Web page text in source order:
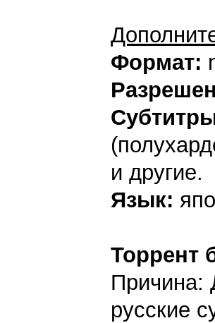
Формат:
и другие.
Язык:
Торрент
Причина:
русские